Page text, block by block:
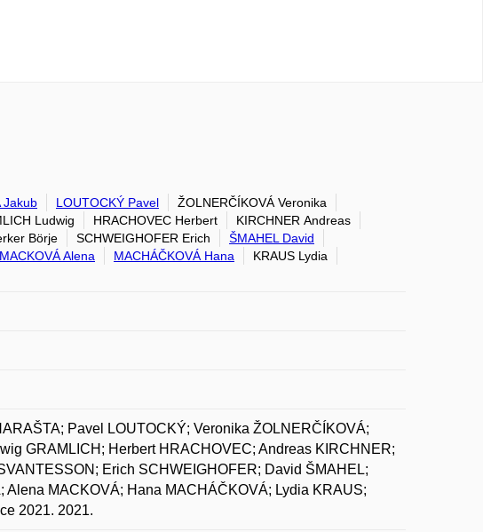
Jakub LOUTOCKÝ Pavel
ŽOLNERČÍKOVÁ Veronika
Ludwig HRACHOVEC Herbert
KIRCHNER Andreas
Börje SCHWEIGHOFER Erich
ŠMAHEL David
MACKOVÁ Alena MACHÁČKOVÁ Hana
KRAUS Lydia
Pavel LOUTOCKÝ; Veronika ŽOLNERČÍKOVÁ;
GRAMLICH; Herbert HRACHOVEC; Andreas KIRCHNER;
Erich SCHWEIGHOFER; David ŠMAHEL;
MACKOVÁ; Hana MACHÁČKOVÁ; Lydia KRAUS;
2021. 2021.